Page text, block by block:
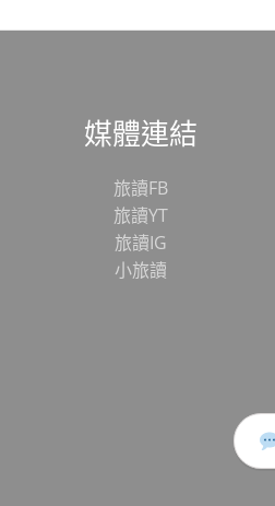
媒體連結
旅讀FB
旅讀YT
旅讀IG
小旅讀